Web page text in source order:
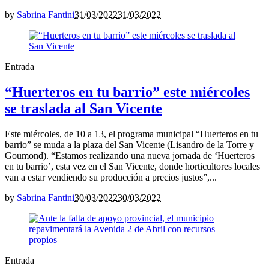
by Sabrina Fantini31/03/202231/03/2022
Entrada
“Huerteros en tu barrio” este miércoles
se traslada al San Vicente
Este miércoles, de 10 a 13, el programa municipal “Huerteros en tu
barrio” se muda a la plaza del San Vicente (Lisandro de la Torre y
Goumond). “Estamos realizando una nueva jornada de ‘Huerteros
en tu barrio’, esta vez en el San Vicente, donde horticultores locales
van a estar vendiendo su producción a precios justos”,...
by Sabrina Fantini30/03/202230/03/2022
Entrada